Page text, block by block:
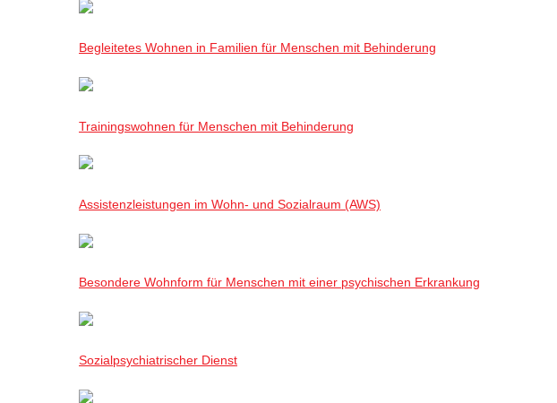
Begleitetes Wohnen in Familien für Menschen mit Behinderung
Trainingswohnen für Menschen mit Behinderung
Assistenzleistungen im Wohn- und Sozialraum (AWS)
Besondere Wohnform für Menschen mit einer psychischen Erkrankung
Sozialpsychiatrischer Dienst